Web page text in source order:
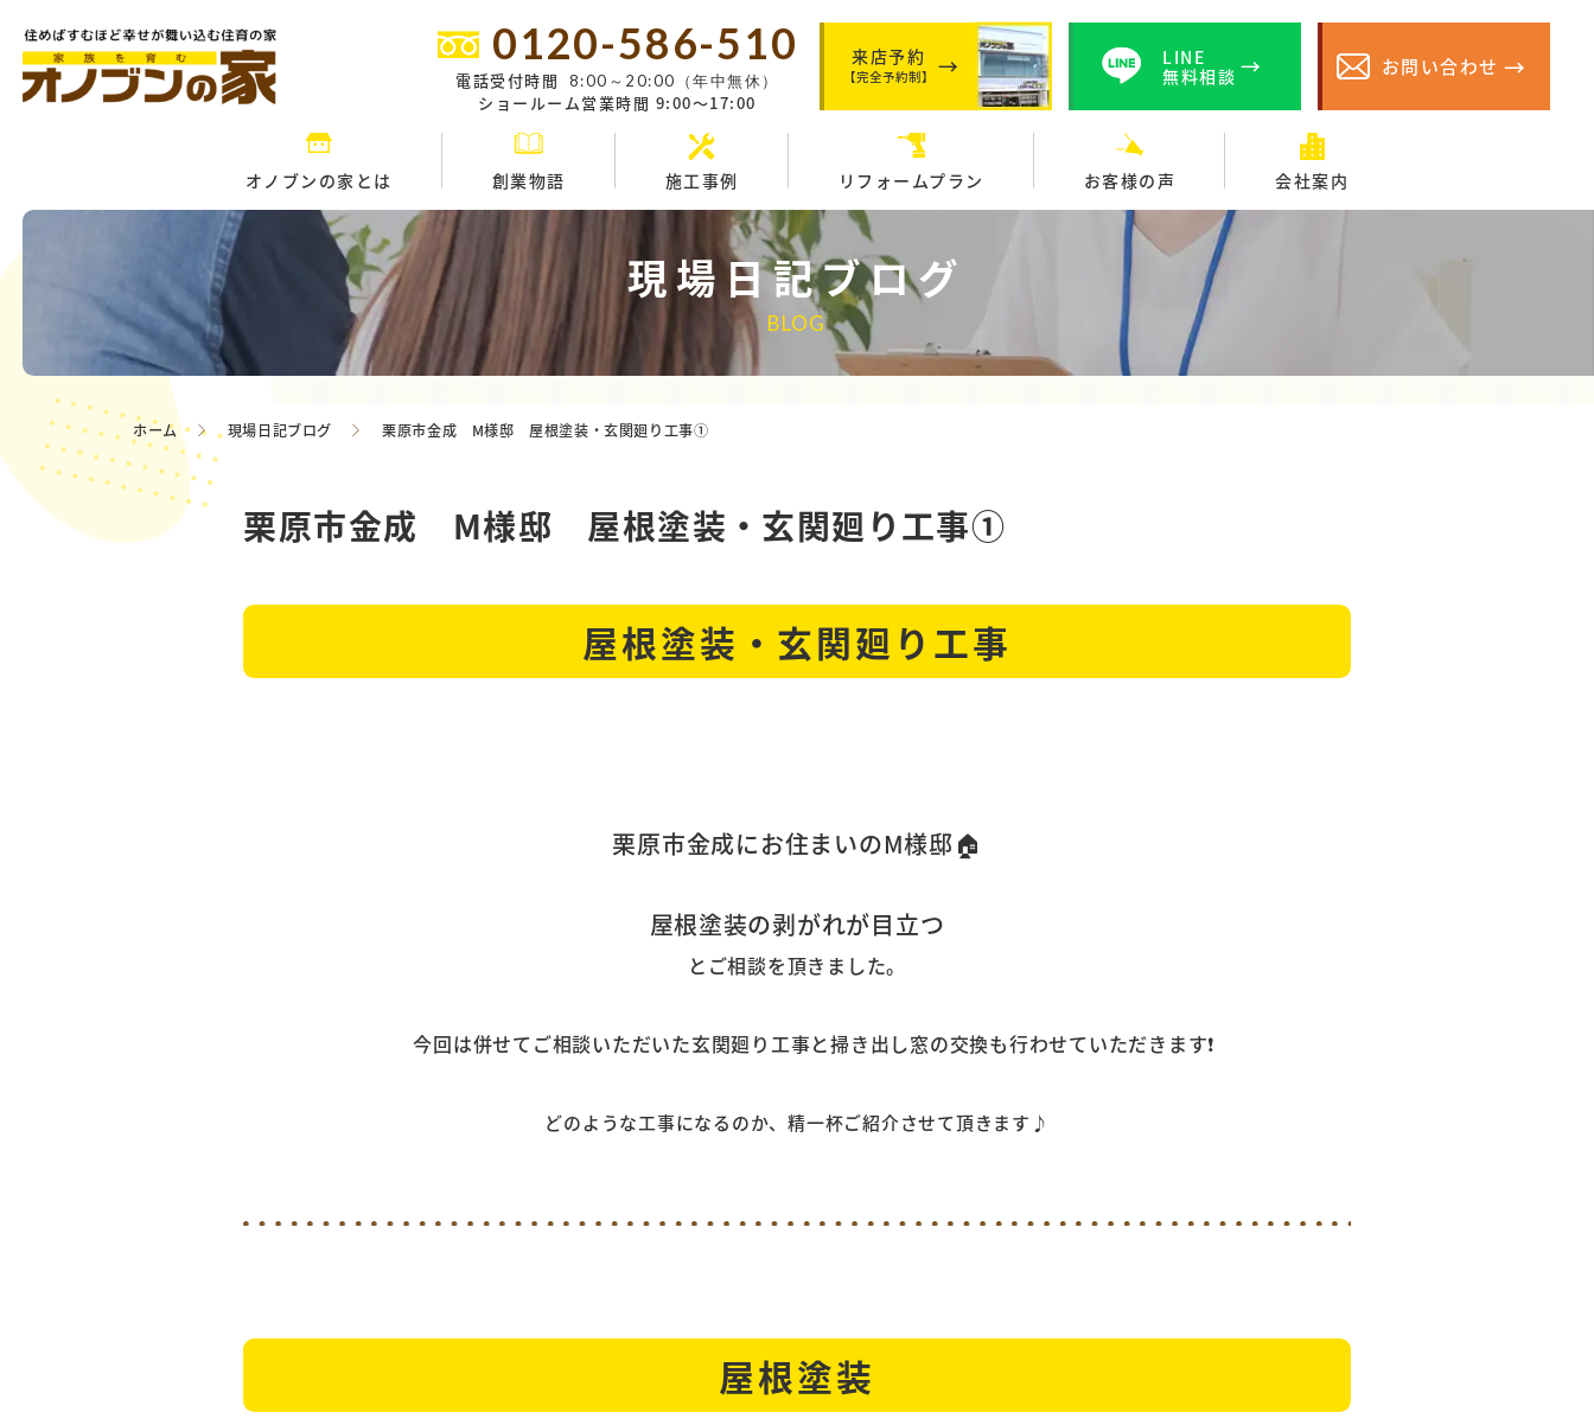
0120-586-510
電話受付時間 8:00～20:00（年中無休）
ショールーム営業時間 9:00～17:00
来店予約
【完全予約制】
LINE
無料相談
お問い合わせ
オノブンの家とは 創業物語 施工事例 リフォームプラン お客様の声 会社案内
現場日記ブログ
BLOG
ホーム 現場日記ブログ 栗原市金成 M様邸 屋根塗装・玄関廻り工事①
栗原市金成 M様邸 屋根塗装・玄関廻り工事①
屋根塗装・玄関廻り工事
栗原市金成にお住まいのM様邸🏠
屋根塗装の剥がれが目立つ
とご相談を頂きました。
今回は併せてご相談いただいた玄関廻り工事と掃き出し窓の交換も行わせていただきます❗
どのような工事になるのか、精一杯ご紹介させて頂きます♪
屋根塗装